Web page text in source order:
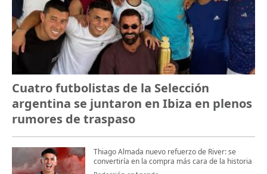
Cuatro futbolistas de la Selección
argentina se juntaron en Ibiza en plenos
rumores de traspaso
Thiago Almada nuevo refuerzo de River: se
convertiría en la compra más cara de la historia